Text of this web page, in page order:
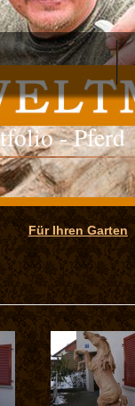
- Pferd
Für Ihren Garten